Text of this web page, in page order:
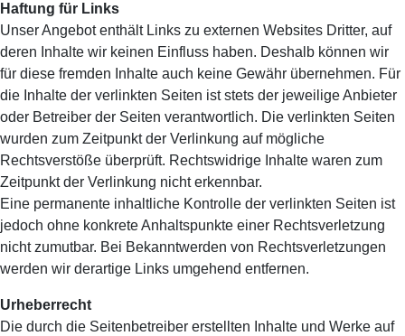
Haftung für Links
Unser Angebot enthält Links zu externen Websites Dritter, auf
deren Inhalte wir keinen Einfluss haben. Deshalb können wir
für diese fremden Inhalte auch keine Gewähr übernehmen. Für
die Inhalte der verlinkten Seiten ist stets der jeweilige Anbieter
oder Betreiber der Seiten verantwortlich. Die verlinkten Seiten
wurden zum Zeitpunkt der Verlinkung auf mögliche
Rechtsverstöße überprüft. Rechtswidrige Inhalte waren zum
Zeitpunkt der Verlinkung nicht erkennbar.
Eine permanente inhaltliche Kontrolle der verlinkten Seiten ist
jedoch ohne konkrete Anhaltspunkte einer Rechtsverletzung
nicht zumutbar. Bei Bekanntwerden von Rechtsverletzungen
werden wir derartige Links umgehend entfernen.
Urheberrecht
Die durch die Seitenbetreiber erstellten Inhalte und Werke auf